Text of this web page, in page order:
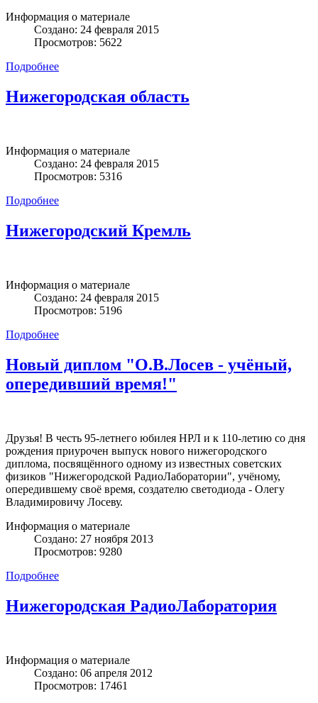
Информация о материале
Создано: 24 февраля 2015
Просмотров: 5622
Подробнее
Нижегородская область
Информация о материале
Создано: 24 февраля 2015
Просмотров: 5316
Подробнее
Нижегородский Кремль
Информация о материале
Создано: 24 февраля 2015
Просмотров: 5196
Подробнее
Новый диплом "О.В.Лосев - учёный,
опередивший время!"
Друзья! В честь 95-летнего юбилея НРЛ и к 110-летию со дня
рождения приурочен выпуск нового нижегородского
диплома, посвящённого одному из известных советских
физиков "Нижегородской РадиоЛаборатории", учёному,
опередившему своё время, создателю светодиода - Олегу
Владимировичу Лосеву.
Информация о материале
Создано: 27 ноября 2013
Просмотров: 9280
Подробнее
Нижегородская РадиоЛаборатория
Информация о материале
Создано: 06 апреля 2012
Просмотров: 17461